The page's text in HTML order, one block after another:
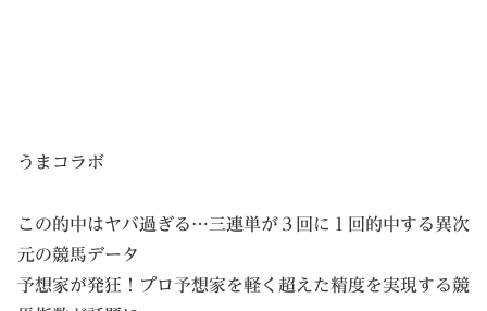
うまコラボ
この的中はヤバ過ぎる…三連単が３回に１回的中する異次
元の競馬データ
予想家が発狂！プロ予想家を軽く超えた精度を実現する競